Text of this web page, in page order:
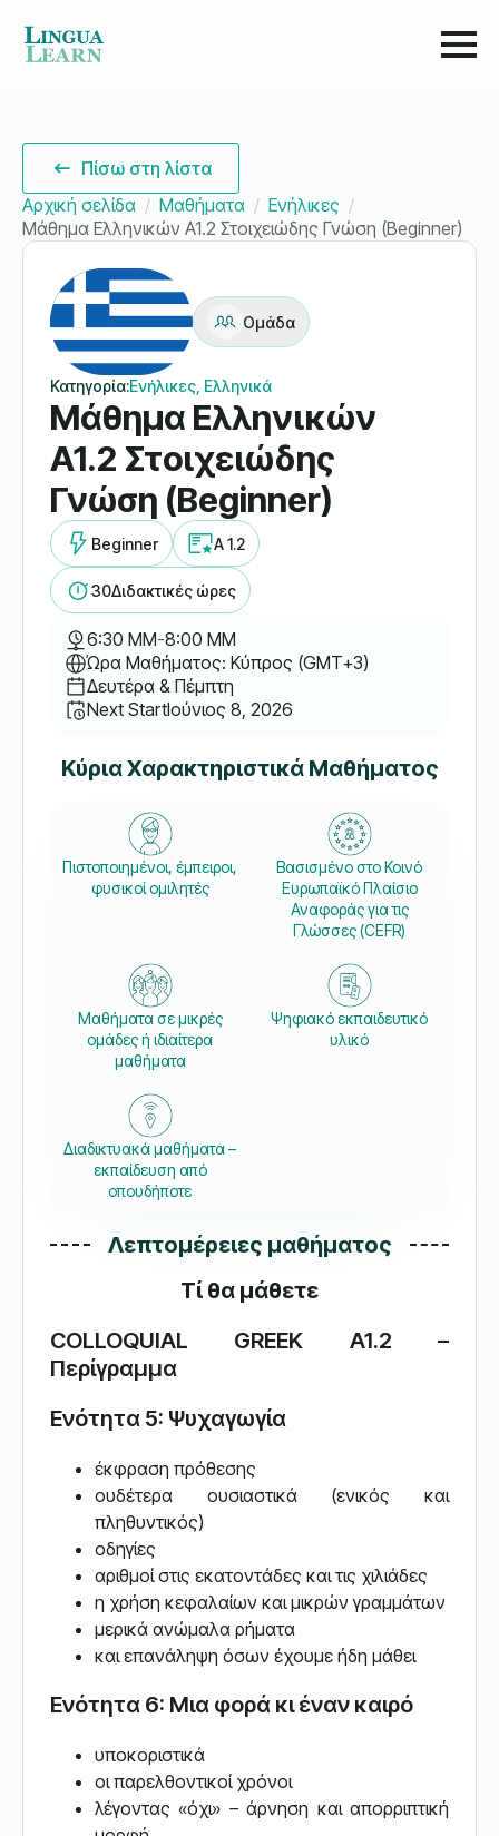
Πίσω στη λίστα
Αρχική σελίδα
Μαθήματα
Ενήλικες
Μάθημα Ελληνικών A1.2 Στοιχειώδης Γνώση (Beginner)
Ομάδα
Κατηγορία:Ενήλικες, Ελληνικά
Μάθημα Ελληνικών
A1.2 Στοιχειώδης
Γνώση (Beginner)
Beginner A 1.2
30Διδακτικές ώρες
6:30 ΜΜ-8:00 ΜΜ
Ώρα Μαθήματος: Κύπρος (GMT+3)
Δευτέρα & Πέμπτη
Next StartΙούνιος 8, 2026
Κύρια Χαρακτηριστικά Μαθήματος
Πιστοποιημένοι, έμπειροι,
φυσικοί ομιλητές
Βασισμένο στο Κοινό
Ευρωπαϊκό Πλαίσιο
Αναφοράς για τις
Γλώσσες (CEFR)
Μαθήματα σε μικρές
ομάδες ή ιδιαίτερα
μαθήματα
Ψηφιακό εκπαιδευτικό
υλικό
Διαδικτυακά μαθήματα –
εκπαίδευση από
οπουδήποτε
Λεπτομέρειες μαθήματος
Τί θα μάθετε
COLLOQUIAL GREEK A1.2 –
Περίγραμμα
Ενότητα 5: Ψυχαγωγία
έκφραση πρόθεσης
ουδέτερα ουσιαστικά (ενικός και
πληθυντικός)
οδηγίες
αριθμοί στις εκατοντάδες και τις χιλιάδες
η χρήση κεφαλαίων και μικρών γραμμάτων
μερικά ανώμαλα ρήματα
και επανάληψη όσων έχουμε ήδη μάθει
Ενότητα 6: Μια φορά κι έναν καιρό
υποκοριστικά
οι παρελθοντικοί χρόνοι
λέγοντας «όχι» – άρνηση και απορριπτική